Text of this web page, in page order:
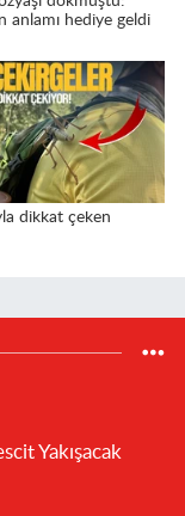
anlamı hediye geldi
dikkat çeken
Yakışacak